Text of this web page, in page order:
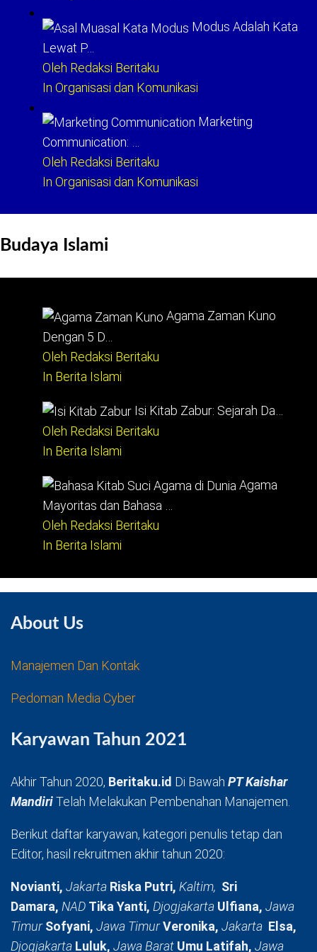
Modus Adalah Kata
Lewat P…
Oleh Redaksi Beritaku
In Organisasi dan Komunikasi
Marketing
Communication: …
Oleh Redaksi Beritaku
In Organisasi dan Komunikasi
Budaya Islami
Agama Zaman Kuno
Dengan 5 D…
Oleh Redaksi Beritaku
In Berita Islami
Isi Kitab Zabur: Sejarah Da…
Oleh Redaksi Beritaku
In Berita Islami
Agama
Mayoritas dan Bahasa …
Oleh Redaksi Beritaku
In Berita Islami
About Us
Manajemen Dan Kontak
Pedoman Media Cyber
Karyawan Tahun 2021
Akhir Tahun 2020, Beritaku.id Di Bawah PT Kaishar
MandiriTelah Melakukan Pembenahan Manajemen.
Berikut daftar karyawan, kategori penulis tetap dan
Editor, hasil rekruitmen akhir tahun 2020:
Novianti, Jakarta Riska Putri, Kaltim, Sri
Damara, NAD Tika Yanti, Djogjakarta Ulfiana, Jawa
TimurSofyani, Jawa TimurVeronika, Jakarta Elsa,
Djogjakarta Luluk, Jawa Barat Umu Latifah, Jawa